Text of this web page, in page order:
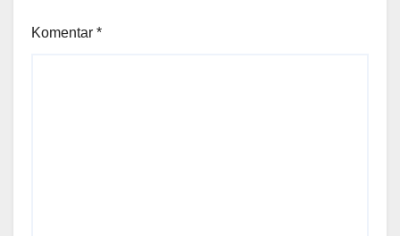
Komentar *